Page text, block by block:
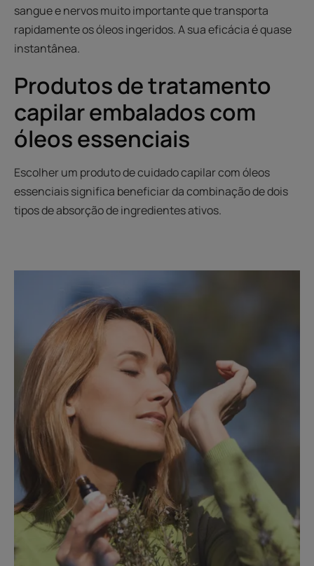
sangue e nervos muito importante que transporta
rapidamente os óleos ingeridos. A sua eficácia é quase
instantânea.
Produtos de tratamento
capilar embalados com
óleos essenciais
Escolher um produto de cuidado capilar com óleos
essenciais significa beneficiar da combinação de dois
tipos de absorção de ingredientes ativos.